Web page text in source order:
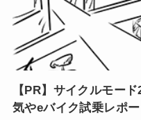
【PR】サイクルモー
気やeバイク試乗レポー